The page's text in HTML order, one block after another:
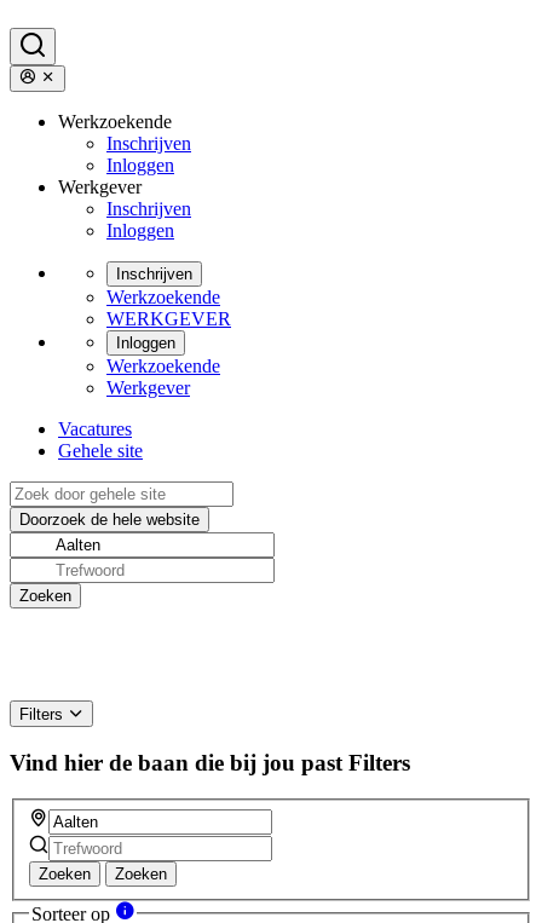
Werkzoekende
Inschrijven
Inloggen
Werkgever
Inschrijven
Inloggen
Inschrijven
Werkzoekende
WERKGEVER
Inloggen
Werkzoekende
Werkgever
Vacatures
Gehele site
Filters
Vind hier de baan die bij jou past Filters
Zoeken Zoeken
Sorteer op